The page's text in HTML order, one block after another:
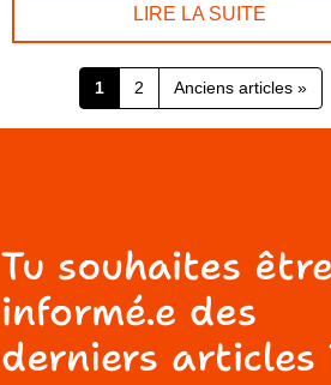
LIRE LA SUITE
1 2 Anciens articles »
Tu souhaites être
informé.e des
derniers articles